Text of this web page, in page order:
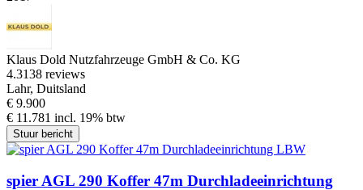
Klaus Dold Nutzfahrzeuge GmbH & Co. KG
4.3138 reviews
Lahr, Duitsland
€ 9.900
€ 11.781 incl. 19% btw
Stuur bericht
spier AGL 290 Koffer 47m Durchladeeinrichtung